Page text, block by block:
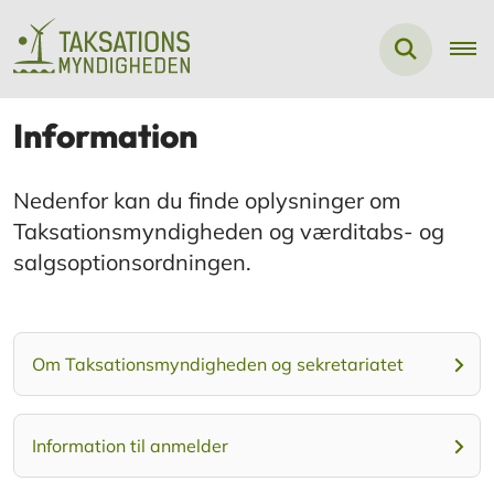
Information
Nedenfor kan du finde oplysninger om
Taksationsmyndigheden og værditabs- og
salgsoptionsordningen.
Om Taksationsmyndigheden og sekretariatet
Information til anmelder